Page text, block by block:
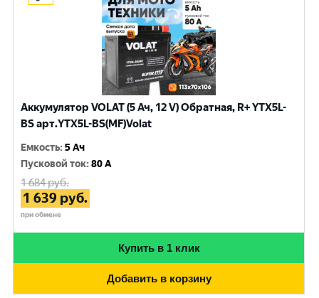
Аккумулятор VOLAT (5 Ач, 12 V) Обратная, R+ YTX5L-
BS арт.YTX5L-BS(MF)Volat
Емкость:5 Ач
Пусковой ток:80 A
1 684руб.
1 639 руб.
при обмене
Купить в 1 клик
Добавить в корзину